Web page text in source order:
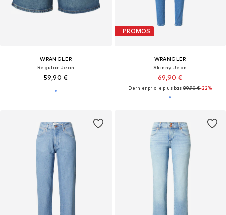
WRANGLER
Regular Jean
59,90 €
PROMOS
WRANGLER
Skinny Jean
69,90 €
Dernier prix le plus bas :89,90 €-22%